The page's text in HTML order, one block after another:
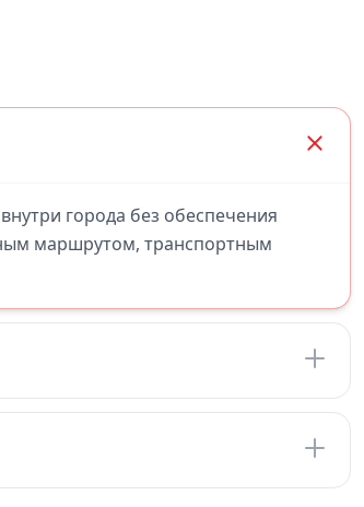
города без обеспечения
маршрутом, транспортным